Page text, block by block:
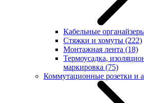
Кабельные
Стяжки и хомуты (222)
Монтажная лента (18)
Термоусадка,
маркировка (75)
Коммутационные розетки и